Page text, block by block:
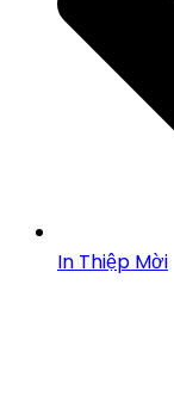
In Thiệp Mời